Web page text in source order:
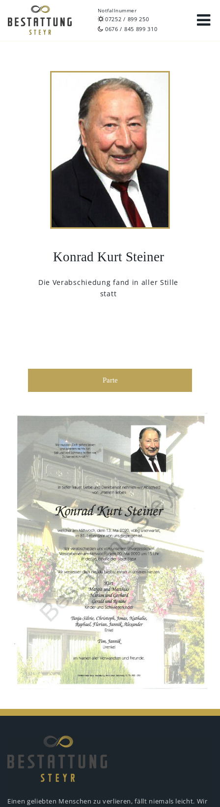
Notfallnummer
07252 / 899 250
0676 / 845 899 310
Konrad Kurt Steiner
Die Verabschiedung fand in aller Stille
statt
Parte
Einen geliebten Menschen zu verlieren, fällt niemals leicht. Wir